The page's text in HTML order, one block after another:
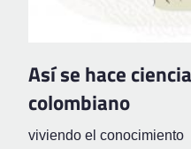
Así se hace
colombiano
viviendo el conocimiento